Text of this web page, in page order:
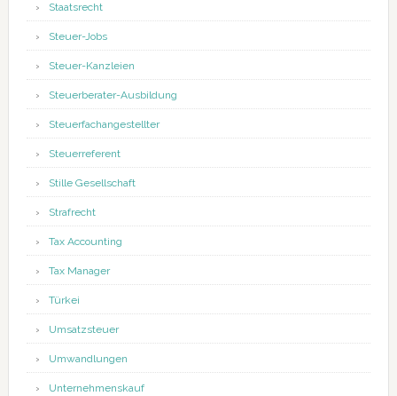
Staatsrecht
Steuer-Jobs
Steuer-Kanzleien
Steuerberater-Ausbildung
Steuerfachangestellter
Steuerreferent
Stille Gesellschaft
Strafrecht
Tax Accounting
Tax Manager
Türkei
Umsatzsteuer
Umwandlungen
Unternehmenskauf